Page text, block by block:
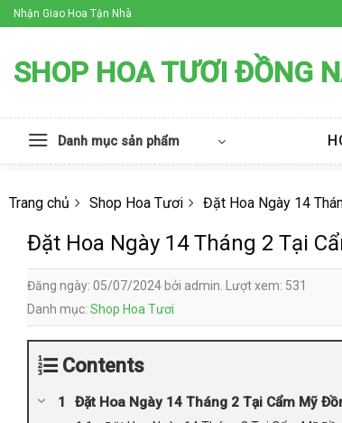
Skip
to
Nhận Giao Hoa Tận Nhà
SHOP HOA TƯƠI ĐỒNG
Danh mục sản phẩm
Trang chủ Shop Hoa Tươi Đặt Hoa Ngày 14
Đặt Hoa Ngày 14 Tháng 2 Tại
Đăng ngày: 05/07/2024 bởi admin. Lượt xem: 531
Danh mục: Shop Hoa Tươi
Contents
Đặt Hoa Ngày 14 Tháng 2 Tại Cẩm Mỹ